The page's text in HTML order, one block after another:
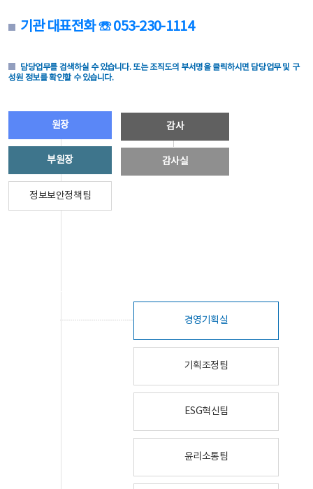
기관 대표전화 ☏ 053-230-1114
담당업무를 검색하실 수 있습니다. 또는 조직도의 부서명을 클릭하시면 담당업무 및 구
성원 정보를 확인할 수 있습니다.
원장
부원장
정보보안정책팀
감사
감사실
경영기획실
기획조정팀
ESG혁신팀
윤리소통팀